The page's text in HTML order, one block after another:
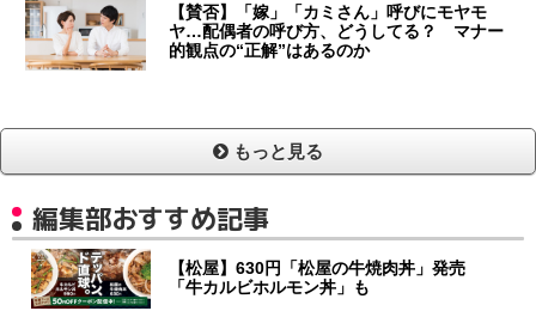
【賛否】「嫁」「カミさん」呼びにモヤモ
ヤ…配偶者の呼び方、どうしてる？ マナー
的観点の“正解”はあるのか
もっと見る
編集部おすすめ記事
【松屋】630円「松屋の牛焼肉丼」発売
「牛カルビホルモン丼」も